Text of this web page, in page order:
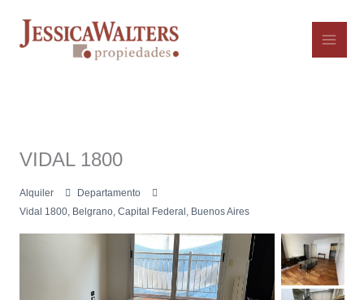
contenido
VIDAL 1800
Alquiler
Departamento
Vidal 1800, Belgrano, Capital Federal, Buenos Aires